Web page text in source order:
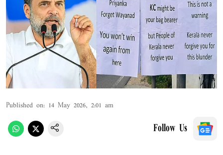
Published on: 14 May 2026, 2:01 am
Follow Us